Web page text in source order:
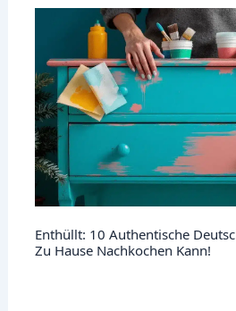
Enthüllt: 10 Authentische
Zu Hause Nachkochen Kann!